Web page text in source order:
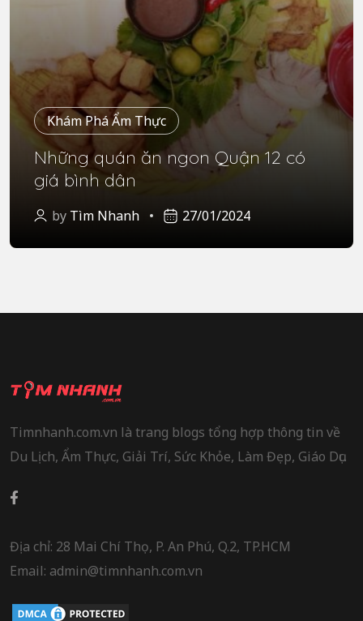
Khám Phá Ẩm Thực
Những quán ăn ngon Quận 12 có
giá bình dân
by Tìm Nhanh 27/01/2024
Timnhanh.com.vn là trang blogs tổng hợp thông tin về
Du Lịch, Ẩm Thực, Giải Trí, Sức Khỏe, Làm Đẹp, Giáo Dục.
Địa chỉ: 28 Mai Chí Thọ, P. An Phú, Q.2, TP.HCM
Email: admin@timnhanh.com.vn